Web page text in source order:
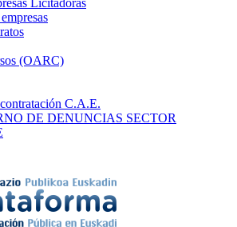
Licitadoras
(OARC)
C.A.E.
DE DENUNCIAS SECTOR